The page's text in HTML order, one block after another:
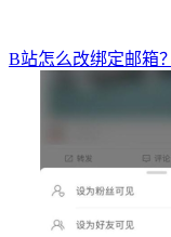
B站怎么改绑定邮箱